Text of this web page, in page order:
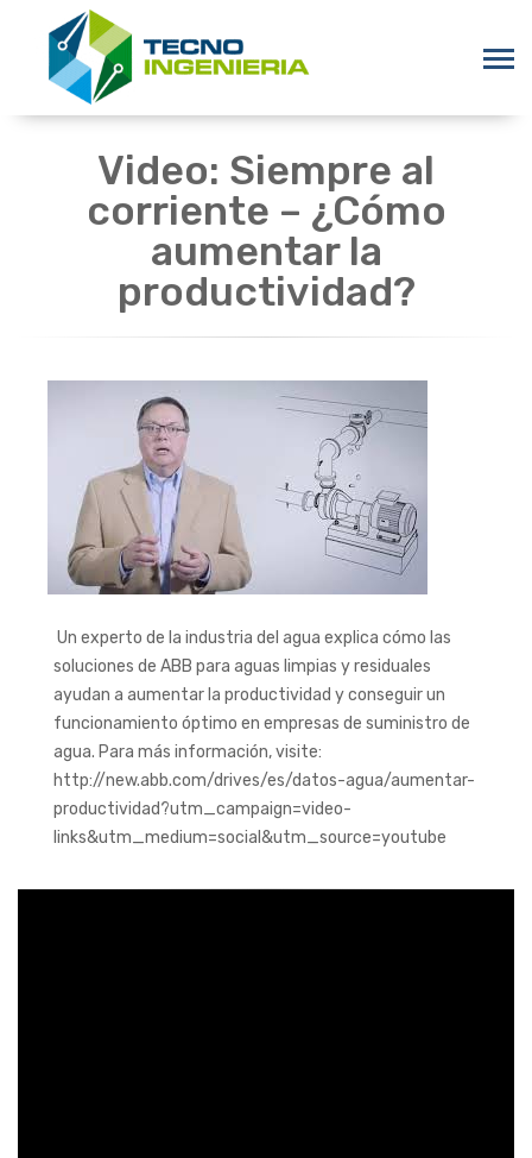
Video: Siempre al
corriente – ¿Cómo
aumentar la
productividad?
Un experto de la industria del agua explica cómo las
soluciones de ABB para aguas limpias y residuales
ayudan a aumentar la productividad y conseguir un
funcionamiento óptimo en empresas de suministro de
agua. Para más información, visite:
http://new.abb.com/drives/es/datos-agua/aumentar-
productividad?utm_campaign=video-
links&utm_medium=social&utm_source=youtube